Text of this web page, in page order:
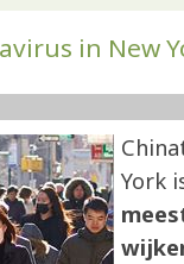
in New
York